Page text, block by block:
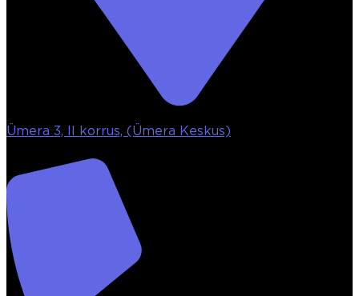
Ümera 3, II korrus, (Ümera Keskus)